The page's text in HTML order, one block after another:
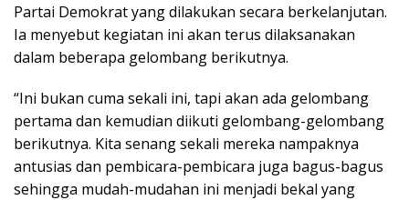
Partai Demokrat yang dilakukan secara berkelanjutan.
Ia menyebut kegiatan ini akan terus dilaksanakan
dalam beberapa gelombang berikutnya.
“Ini bukan cuma sekali ini, tapi akan ada gelombang
pertama dan kemudian diikuti gelombang-gelombang
berikutnya. Kita senang sekali mereka nampaknya
antusias dan pembicara-pembicara juga bagus-bagus
sehingga mudah-mudahan ini menjadi bekal yang